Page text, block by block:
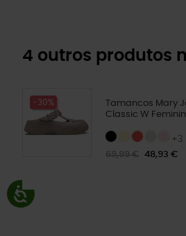
4 outros produtos
-30%
Tamancos Mary
Classic W
+3
69,99 €
48,93 €